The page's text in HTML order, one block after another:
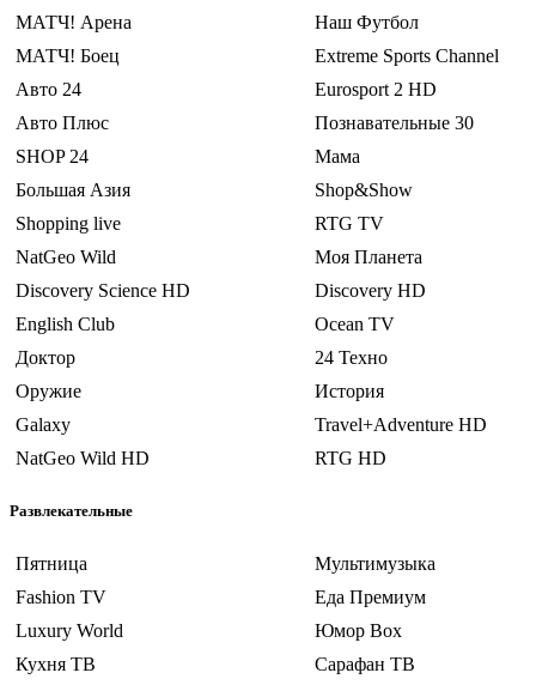
МАТЧ! Арена
Наш Футбол
МАТЧ! Боец
Extreme Sports Channel
Авто 24
Eurosport 2 HD
Авто Плюс
Познавательные 30
SHOP 24
Мама
Большая Азия
Shop&Show
Shopping live
RTG TV
NatGeo Wild
Моя Планета
Discovery Science HD
Discovery HD
English Club
Ocean TV
Доктор
24 Техно
Оружие
История
Galaxy
Travel+Adventure HD
NatGeo Wild HD
RTG HD
Развлекательные
Пятница
Мультимузыка
Fashion TV
Еда Премиум
Luxury World
Юмор Box
Кухня ТВ
Сарафан ТВ